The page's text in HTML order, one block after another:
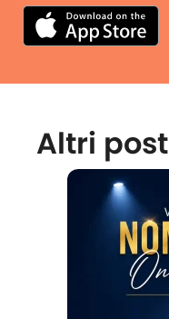
Altri post